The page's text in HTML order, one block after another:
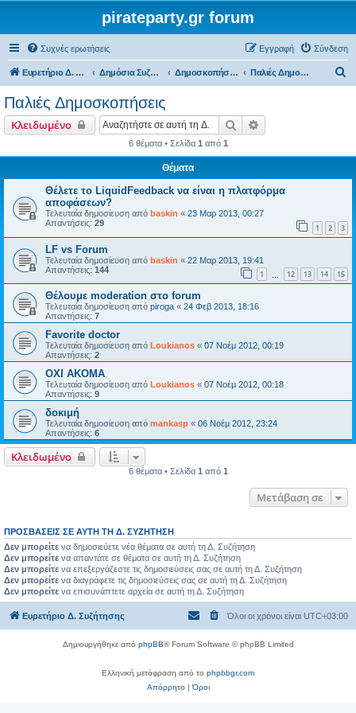
pirateparty.gr forum
Συχνές ερωτήσεις Σύνδεση
Εγγραφή
Ευρετήριο Δ. Συζήτησης Δημόσια Συζήτηση Δημοσκοπήσεις Πολιτών Παλιές Δημοσκοπήσεις
η
Παλιές Δημοσκοπήσεις
Κλειδωμένο Αναζήτηση
6 θέματα • Σελίδα 1 από 1
Θέματα
Θέλετε το LiquidFeedback να είναι η πλατφόρμα
αποφάσεων?
Τελευταία δημοσίευση από baskin « 23 Μαρ 2013, 00:27
Απαντήσεις: 29 1 2 3
LF vs Forum
Τελευταία δημοσίευση από baskin « 22 Μαρ 2013, 19:41
Απαντήσεις: 144 1 12 13 14 15
Θέλουμε moderation στο forum
Τελευταία δημοσίευση από piroga « 24 Φεβ 2013, 18:16
Απαντήσεις: 7
Favorite doctor
Τελευταία δημοσίευση από Loukianos « 07 Νοέμ 2012, 00:19
Απαντήσεις: 2
OXI AKOMA
Τελευταία δημοσίευση από Loukianos « 07 Νοέμ 2012, 00:18
Απαντήσεις: 9
δοκιμή
Τελευταία δημοσίευση από mankasp « 06 Νοέμ 2012, 23:24
Απαντήσεις: 6
Κλειδωμένο
6 θέματα • Σελίδα 1 από 1
Μετάβαση σε
ΠΡΟΣΒΆΣΕΙΣ ΣΕ ΑΥΤΉ ΤΗ Δ. ΣΥΖΉΤΗΣΗ
Δεν μπορείτε να δημοσιεύετε νέα θέματα σε αυτή τη Δ. Συζήτηση
Δεν μπορείτε να απαντάτε σε θέματα σε αυτή τη Δ. Συζήτηση
Δεν μπορείτε να επεξεργάζεστε τις δημοσιεύσεις σας σε αυτή τη Δ. Συζήτηση
Δεν μπορείτε να διαγράφετε τις δημοσιεύσεις σας σε αυτή τη Δ. Συζήτηση
Δεν μπορείτε να επισυνάπτετε αρχεία σε αυτή τη Δ. Συζήτηση
Ευρετήριο Δ. Συζήτησης Όλοι οι χρόνοι είναι UTC+03:00
Δημιουργήθηκε από phpBB® Forum Software © phpBB Limited
Ελληνική μετάφραση από το phpbbgr.com
Απόρρητο|Όροι